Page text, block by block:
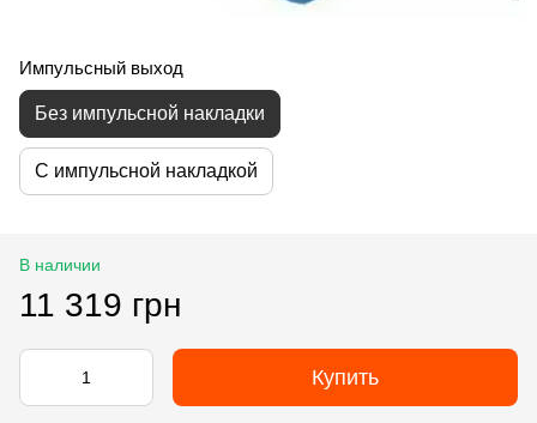
Импульсный выход
Без импульсной накладки
С импульсной накладкой
В наличии
11 319 грн
Купить